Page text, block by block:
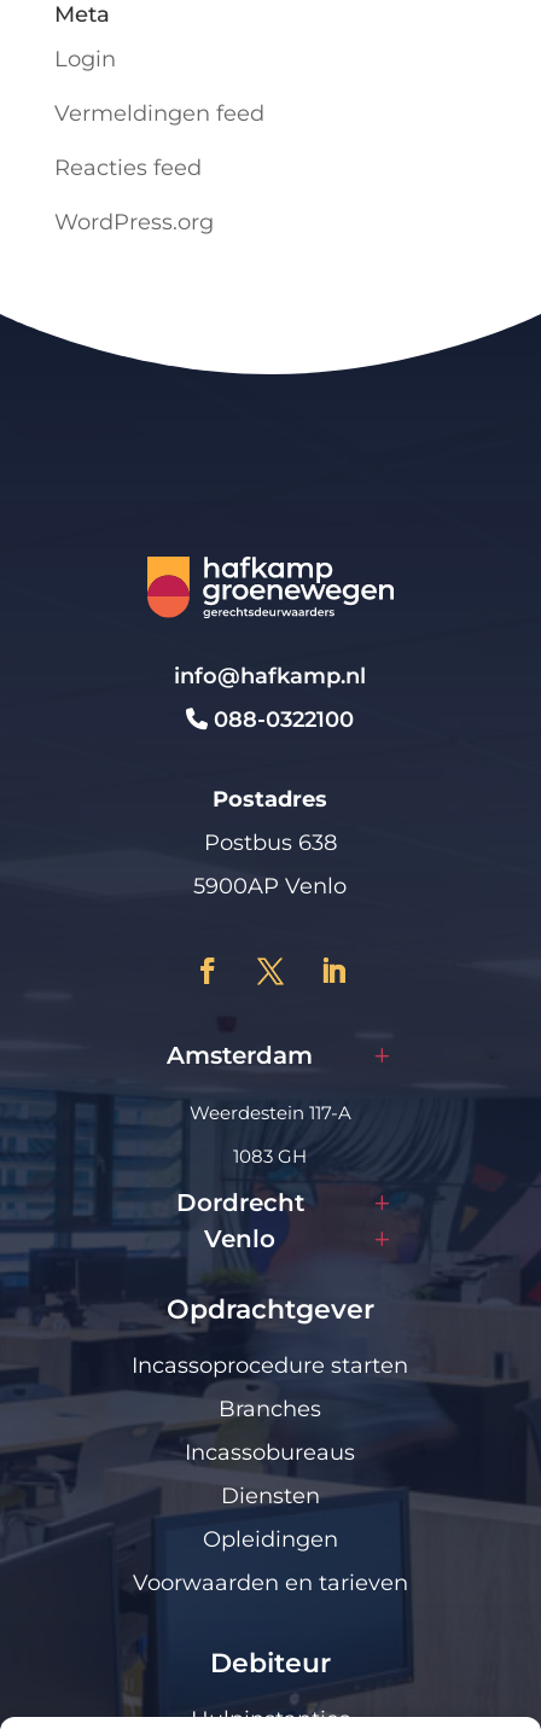
Meta
Login
Vermeldingen feed
Reacties feed
WordPress.org
info@hafkamp.nl
088-0322100
Postadres
Postbus 638
5900AP Venlo
Amsterdam
Weerdestein 117-A
1083 GH
Dordrecht
Venlo
Opdrachtgever
Incassoprocedure starten
Branches
Incassobureaus
Diensten
Opleidingen
Voorwaarden en tarieven
Debiteur
Hulpinstanties